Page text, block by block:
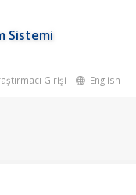
Sistemi
Girişi English